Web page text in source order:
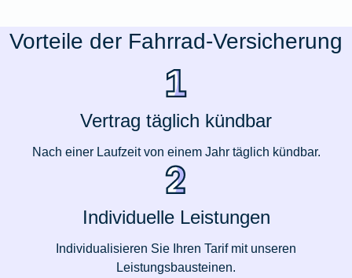
Vorteile der Fahrrad-Versicherung
Vertrag täglich kündbar
Nach einer Laufzeit von einem Jahr täglich kündbar.
Individuelle Leistungen
Individualisieren Sie Ihren Tarif mit unseren
Leistungsbausteinen.